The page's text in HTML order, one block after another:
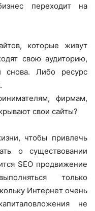
переходит на
которые живут
свою аудиторию,
снова. Либо ресурс
фирмам,
свои сайты?
чтобы привлечь
о существовании
SEO продвижение
только
Интернет очень
не